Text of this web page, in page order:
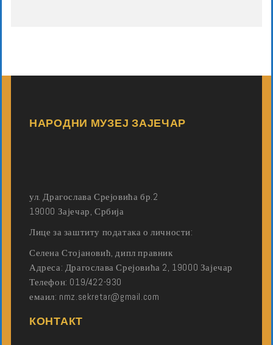
НАРОДНИ МУЗЕЈ ЗАЈЕЧАР
ул. Драгослава Срејовића бр.2
19000 Зајечар, Србија
Лице за заштиту података о личности:
Селена Стојановић, дипл правник
Адреса: Драгослава Срејовића 2, 19000 Зајечар
Телефон: 019/422-930
емаил: nmz.sekretar@gmail.com
КОНТАКТ